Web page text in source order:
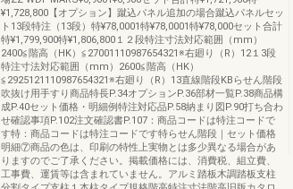
¥1,728,800【オプション】蹴込パネル追加の場合蹴込パネルセッ
ト13段特注（13段）特¥78,0001特¥78,0001特¥78,000セット合計
特¥1,799,900特¥1,806,800１２段特注寸法対応範囲（mm）
2400≦階高（HK）≦27001110987654321※右廻り（R）12１3段
特注寸法対応範囲（mm）2600≦階高（HK）
≦2925121110987654321※右廻り（R）13直線階段KBらせん階段
吹抜け用手すり商品特長P.34オプションP.36部材一覧P.38商品構
成P.40セット価格・明細例特注対応品P.58納まり図P.90打ち合わ
せ確認事項P.102注文確認書P.107：商品コードは特注コードで
す特：商品コードは特注コードです特らせん階段｜セット価格
明細⑦商品の色は、印刷の特性上実物とは多少異なる場合があ
りますのでご了承ください。掲載価格には、消費税、組立費、
工事費、運賃等は含まれていません。アルミ踏板木調踏板支柱